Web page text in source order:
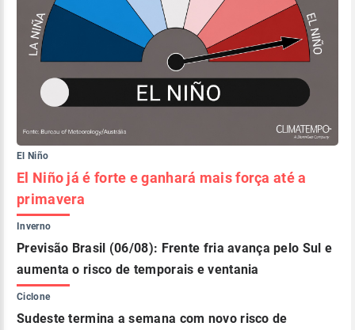
El Niño
El Niño já é forte e ganhará mais força até a
primavera
Inverno
Previsão Brasil (06/08): Frente fria avança pelo Sul e
aumenta o risco de temporais e ventania
Ciclone
Sudeste termina a semana com novo risco de